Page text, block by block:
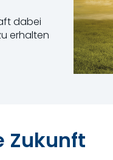
dabei
erhalten
Zukunft